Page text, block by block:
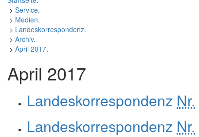
> Service.
> Medien.
> Landeskorrespondenz.
> Archiv.
> April 2017.
April 2017
Landeskorrespondenz Nr.
Landeskorrespondenz Nr.